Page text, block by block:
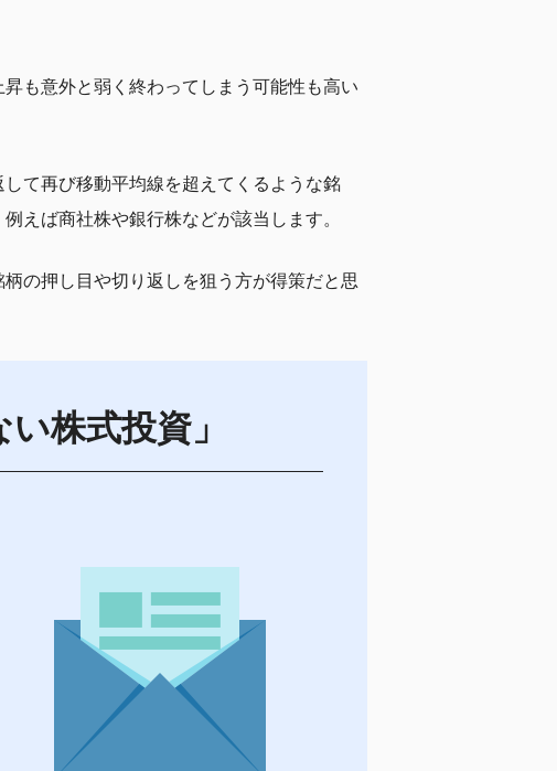
も意外と弱く終わってしまう可能性も高い
て再び移動平均線を超えてくるような銘
えば商社株や銀行株などが該当します。
の押し目や切り返しを狙う方が得策だと思
株式投資」